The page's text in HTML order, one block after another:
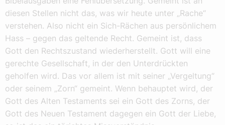
diesen Stellen nicht das, was wir heute unter „Rache“
verstehen. Also nicht ein Sich-Rächen aus persönlichem
Hass – gegen das geltende Recht. Gemeint ist, dass
Gott den Rechtszustand wiederherstellt. Gott will eine
gerechte Gesellschaft, in der den Unterdrückten
geholfen wird. Das vor allem ist mit seiner „Vergeltung“
oder seinem „Zorn“ gemeint. Wenn behauptet wird, der
Gott des Alten Testaments sei ein Gott des Zorns, der
Gott des Neuen Testament dagegen ein Gott der Liebe,